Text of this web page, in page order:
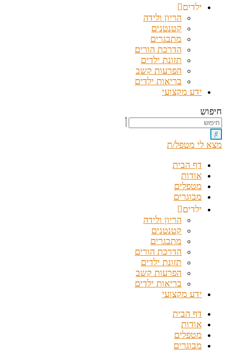
ילדים
הריון ולידה
קטנטנים
מתבגרים
הדרכת הורים
תזונת ילדים
הפרעות קשב
בריאות ילדים
ידע מקצועי
חיפוש
מצא לי מטפל/ת
דף הבית
אודות
מטפלים
מבוגרים
ילדים
הריון ולידה
קטנטנים
מתבגרים
הדרכת הורים
תזונת ילדים
הפרעות קשב
בריאות ילדים
ידע מקצועי
דף הבית
אודות
מטפלים
מבוגרים